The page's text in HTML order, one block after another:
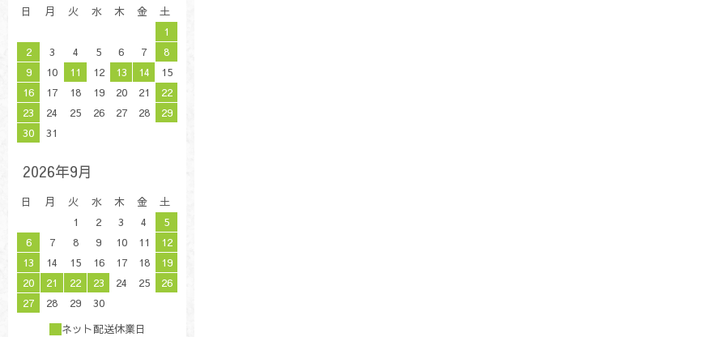
日 月 火 水 木 金
土
1
2
3 4 5 6 7
8
9
10 11 12 13 14
15
16
17 18 19 20 21
22
23
24 25 26 27 28
29
30
31
2026年9月
日 月 火 水 木 金
土
1
2 3 4
5
6
7 8 9 10 11
12
13
14 15 16 17 18
19
20
21 22 23 24 25
26
27
28 29
30
ネット配送休業日